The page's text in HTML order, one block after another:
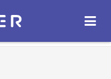
ОТКРЫТЬ